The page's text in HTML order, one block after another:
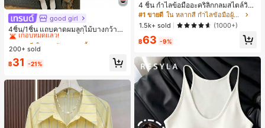
good girl
4ชิ้น/1ชิ้น แถบคาดผมลูกไม้บางกว้างยื
ดหยุ่นสำหรับผู้หญิง, แฟชั่นอเนกประสง
ค์พรีเมียมหรูหราสไตล์มินิมอล ผ้าพันคอ
เล็กๆ ห่วงผม อุปกรณ์เสริมผม, เหมาะสำ
หรับการออกไปข้างนอกประจำวัน, ลำล
อง, งานปาร์ตี้, การเดินทาง, การพักผ่อ
น, การมัดผม, การจัดทรงผม, การแต่งห
น้า, การจับคู่ชุด, อุปกรณ์เสริมประดับผ
#1 ขายดี
เกือบหมดแล้ว!
#1 ขายดี
เกือบหมดแล้ว!
#1 ขายดี
เกือบหมดแล้ว!
#1 ขายดี
ใน ยางรัดผมแบบพื้นฐาน เครื่องประดับผมผู้หญิง
200+ sold
฿31 -21%
4 ชิ้น กำไลข้อมืออะคริลิกกลมสไตล์วินเ
ทจหรูหราสำหรับผู้หญิง, ดีไซน์เรียบง่าย
ทันสมัย, เหมาะสำหรับสวมใส่ในชีวิตปร
ะจำวันและโอกาสต่างๆ, ของขวัญสำหรั
บเธอ
#1 ขายดี
ใน หลากสี กำไลข้อมือผู้หญิง
1.5k+ sold
(1000+)
฿63 -9%